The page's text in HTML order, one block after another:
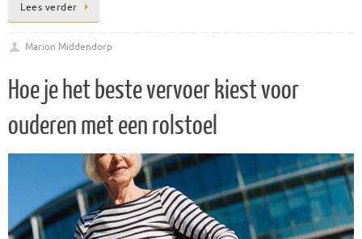
Lees verder
Marion Middendorp
Hoe je het beste vervoer kiest voor
ouderen met een rolstoel